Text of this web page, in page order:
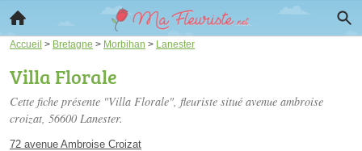
Accueil > Bretagne > Morbihan > Lanester
Villa Florale
Cette fiche présente "Villa Florale", fleuriste situé avenue ambroise
croizat, 56600 Lanester.
72 avenue Ambroise Croizat